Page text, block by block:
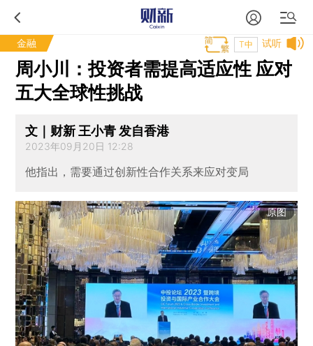
金融 试听
T中
周小川：投资者需提高适应性 应对
五大全球性挑战
文｜财新 王小青 发自香港
2023年09月20日 12:28
他指出，需要通过创新性合作关系来应对变局
原图